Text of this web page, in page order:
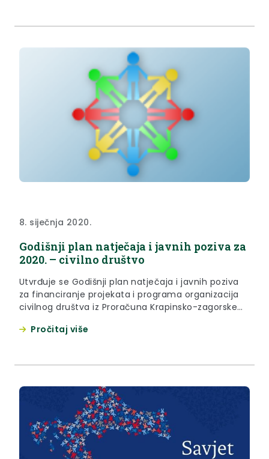
8. siječnja 2020.
Godišnji plan natječaja i javnih poziva za
2020. – civilno društvo
Utvrđuje se Godišnji plan natječaja i javnih poziva
za financiranje projekata i programa organizacija
civilnog društva iz Proračuna Krapinsko-zagorske
u prilogu.
Pročitaj više